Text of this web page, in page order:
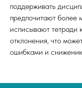
поддерживать
предпочитают более
исписывают тетради
отклонения, что
ошибками и